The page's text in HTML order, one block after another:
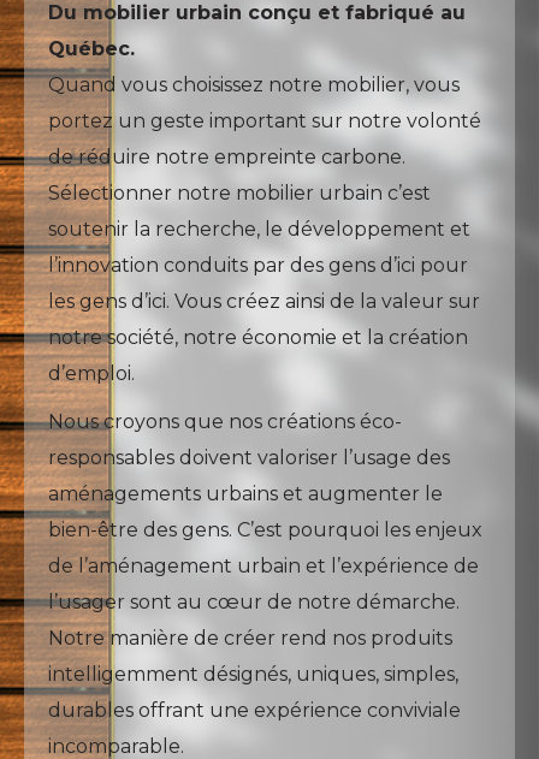
Du mobilier urbain conçu et fabriqué au
Québec.
Quand vous choisissez notre mobilier, vous
portez un geste important sur notre volonté
de réduire notre empreinte carbone.
Sélectionner notre mobilier urbain c’est
soutenir la recherche, le développement et
l’innovation conduits par des gens d’ici pour
les gens d’ici. Vous créez ainsi de la valeur sur
notre société, notre économie et la création
d’emploi.
Nous croyons que nos créations éco-
responsables doivent valoriser l’usage des
aménagements urbains et augmenter le
bien-être des gens. C’est pourquoi les enjeux
de l’aménagement urbain et l’expérience de
l’usager sont au cœur de notre démarche.
Notre manière de créer rend nos produits
intelligemment désignés, uniques, simples,
durables offrant une expérience conviviale
incomparable.